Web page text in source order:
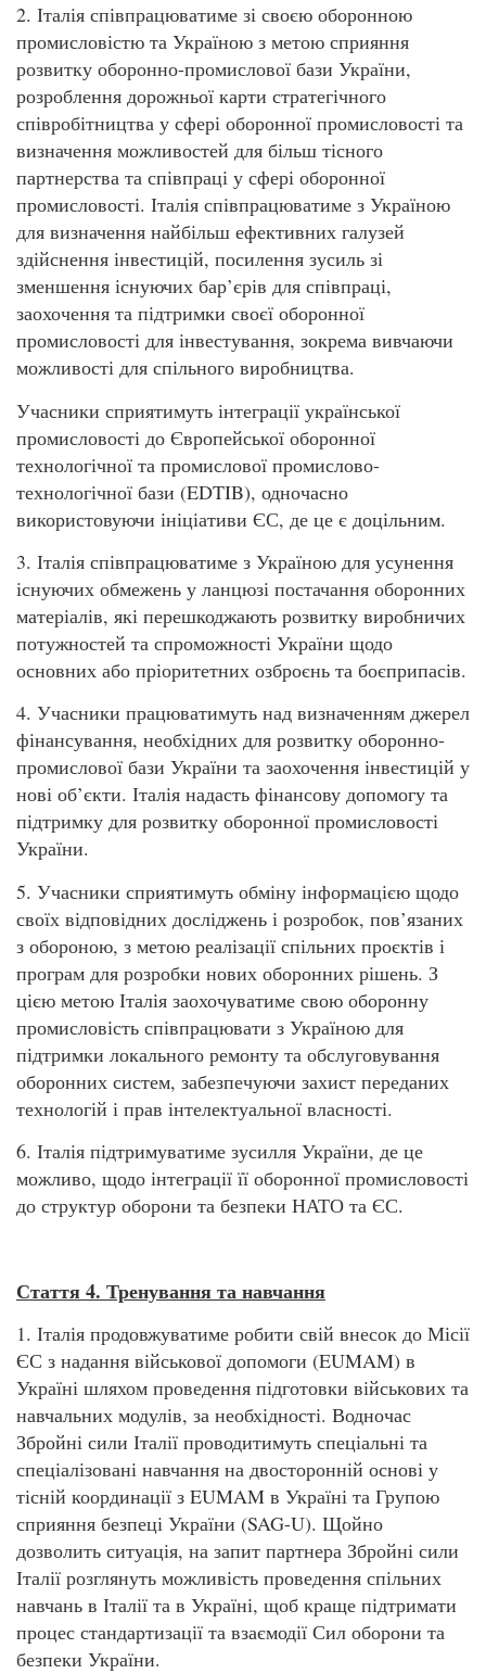
2. Італія співпрацюватиме зі своєю оборонною
промисловістю та Україною з метою сприяння
розвитку оборонно-промислової бази України,
розроблення дорожньої карти стратегічного
співробітництва у сфері оборонної промисловості та
визначення можливостей для більш тісного
партнерства та співпраці у сфері оборонної
промисловості. Італія співпрацюватиме з Україною
для визначення найбільш ефективних галузей
здійснення інвестицій, посилення зусиль зі
зменшення існуючих бар’єрів для співпраці,
заохочення та підтримки своєї оборонної
промисловості для інвестування, зокрема вивчаючи
можливості для спільного виробництва.
Учасники сприятимуть інтеграції української
промисловості до Європейської оборонної
технологічної та промислової промислово-
технологічної бази (EDTIB), одночасно
використовуючи ініціативи ЄС, де це є доцільним.
3. Італія співпрацюватиме з Україною для усунення
існуючих обмежень у ланцюзі постачання оборонних
матеріалів, які перешкоджають розвитку виробничих
потужностей та спроможності України щодо
основних або пріоритетних озброєнь та боєприпасів.
4. Учасники працюватимуть над визначенням джерел
фінансування, необхідних для розвитку оборонно-
промислової бази України та заохочення інвестицій у
нові об’єкти. Італія надасть фінансову допомогу та
підтримку для розвитку оборонної промисловості
України.
5. Учасники сприятимуть обміну інформацією щодо
своїх відповідних досліджень і розробок, пов’язаних
з обороною, з метою реалізації спільних проєктів і
програм для розробки нових оборонних рішень. З
цією метою Італія заохочуватиме свою оборонну
промисловість співпрацювати з Україною для
підтримки локального ремонту та обслуговування
оборонних систем, забезпечуючи захист переданих
технологій і прав інтелектуальної власності.
6. Італія підтримуватиме зусилля України, де це
можливо, щодо інтеграції її оборонної промисловості
до структур оборони та безпеки НАТО та ЄС.
Стаття 4. Тренування та навчання
1. Італія продовжуватиме робити свій внесок до Місії
ЄС з надання військової допомоги (EUMAM) в
Україні шляхом проведення підготовки військових та
навчальних модулів, за необхідності. Водночас
Збройні сили Італії проводитимуть спеціальні та
спеціалізовані навчання на двосторонній основі у
тісній координації з EUMAM в Україні та Групою
сприяння безпеці України (SAG-U). Щойно
дозволить ситуація, на запит партнера Збройні сили
Італії розглянуть можливість проведення спільних
навчань в Італії та в Україні, щоб краще підтримати
процес стандартизації та взаємодії Сил оборони та
безпеки України.